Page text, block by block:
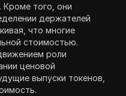
Кроме того, они
держателей
что многие
стоимостью.
роли
ценовой
выпуски токенов,